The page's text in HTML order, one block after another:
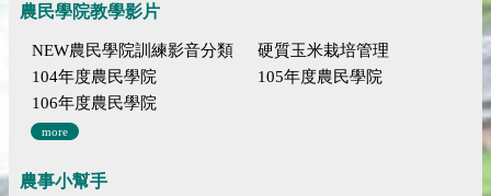
農民學院教學影片
NEW農民學院訓練影音分類
硬質玉米栽培管理
104年度農民學院
105年度農民學院
106年度農民學院
more
農事小幫手